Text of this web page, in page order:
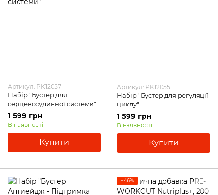
Артикул: PK12057
Набір "Бустер для
серцевосудинної системи"
1 599 грн
В наявності
Купити
Артикул: PK12055
Набір "Бустер для регуляції
циклу"
1 599 грн
В наявності
Купити
−46%